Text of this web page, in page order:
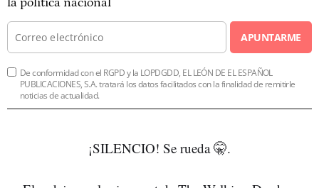
la política nacional
APUNTARME
De conformidad con el RGPD y la LOPDGDD, EL LEÓN DE EL ESPAÑOL
PUBLICACIONES, S.A. tratará los datos facilitados con la finalidad de remitirle
noticias de actualidad.
¡SILENCIO! Se rueda 🤫.